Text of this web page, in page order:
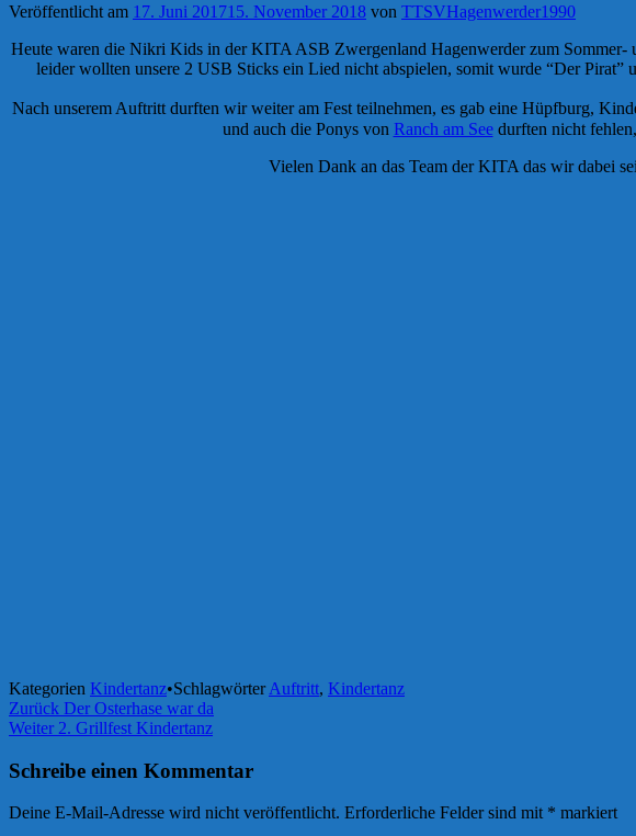
Veröffentlicht am 17. Juni 201715. November 2018 von TTSVHagenwerder1990
Heute waren die Nikri Kids in der KITA ASB Zwergenland Hagenwerder zum Sommer-
leider wollten unsere 2 USB Sticks ein Lied nicht abspielen, somit wurde “Der Pirat”
Nach unserem Auftritt durften wir weiter am Fest teilnehmen, es gab eine Hüpfburg,
und auch die Ponys von Ranch am Seedurften nicht
Vielen Dank an das Team der KITA das wir dabei
Kategorien Kindertanz•SchlagwörterAuftritt, Kindertanz
Beitragsnavigation
Zurück Der Osterhase war da
Weiter 2. Grillfest Kindertanz
Schreibe einen Kommentar
Deine E-Mail-Adresse wird nicht veröffentlicht. Erforderliche Felder sind mit * markiert